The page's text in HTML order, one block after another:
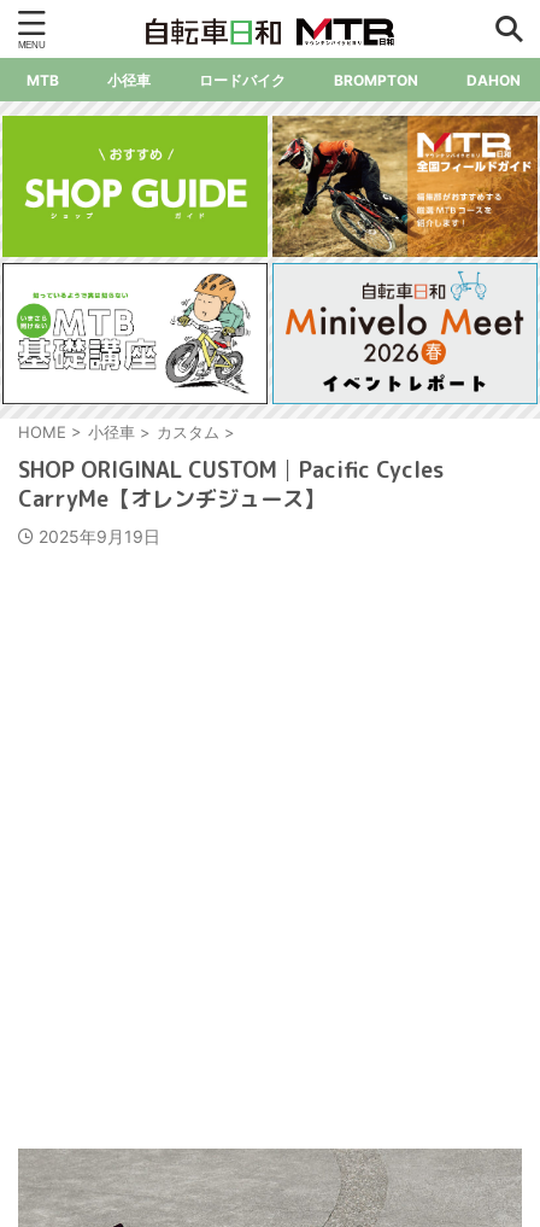
MTB 小径車 ロードバイク BROMPTON DAHON
HOME > 小径車 > カスタム >
SHOP ORIGINAL CUSTOM│Pacific Cycles
CarryMe【オレンヂジュース】
2025年9月19日